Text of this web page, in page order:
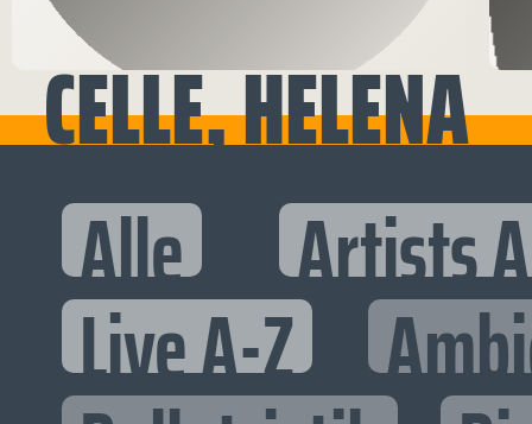
CELLE, HELENA
Alle Artists
Live A-Z